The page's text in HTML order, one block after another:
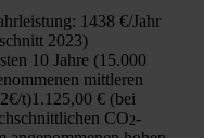
1438 €/Jahr
2023)
10 Jah­re (15.000
mitt­le­ren
t)1.125,00 € (bei
CO2-